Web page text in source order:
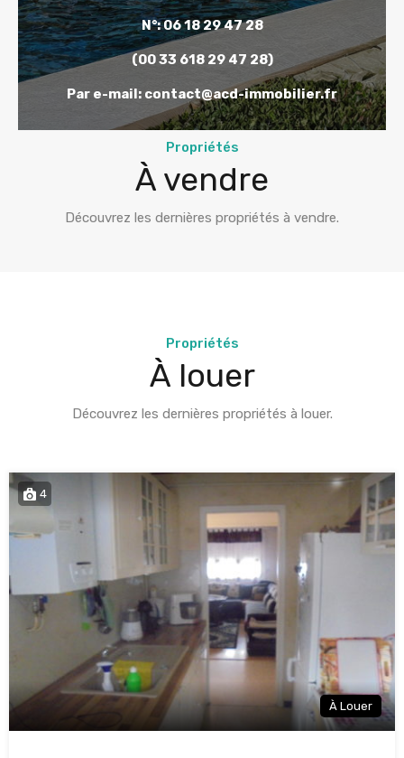
N°: 06 18 29 47 28
(00 33 618 29 47 28)
Par e-mail: contact@acd-immobilier.fr
Propriétés
À vendre
Découvrez les dernières propriétés à vendre.
Propriétés
À louer
Découvrez les dernières propriétés à louer.
4
À Louer